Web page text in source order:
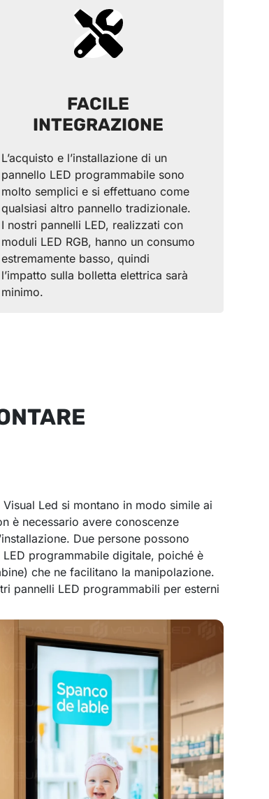
FACILE
INTEGRAZIONE
L’acquisto e l’installazione di un
pannello LED programmabile sono
molto semplici e si effettuano come
qualsiasi altro pannello tradizionale.
I nostri pannelli LED, realizzati con
moduli LED RGB, hanno un consumo
estremamente basso, quindi
l’impatto sulla bolletta elettrica sarà
minimo.
Led si montano in modo simile ai
è necessario avere conoscenze
Due persone possono
programmabile digitale, poiché è
che ne facilitano la manipolazione.
pannelli LED programmabili per esterni